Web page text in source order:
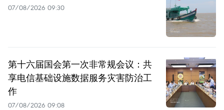
07/08/2026 09:30
第十六届国会第一次非常规会议：共
享电信基础设施数据服务灾害防治工
作
07/08/2026 09:08